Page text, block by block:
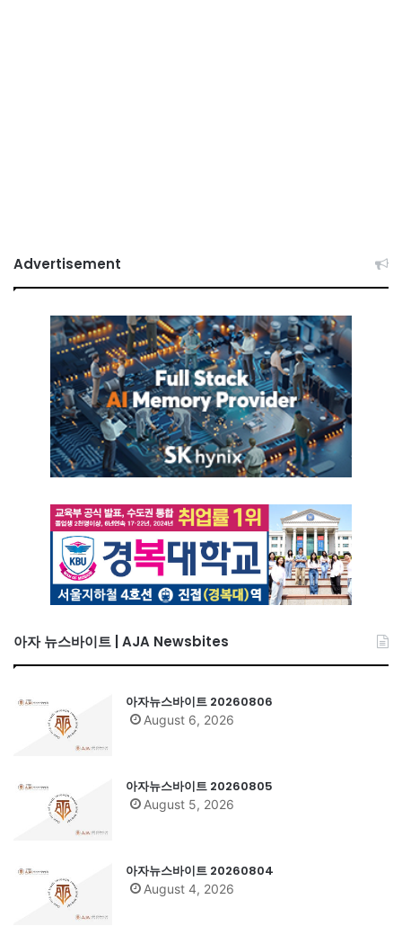
Advertisement
아자 뉴스바이트 | AJA Newsbites
아자뉴스바이트 20260806
August 6, 2026
아자뉴스바이트 20260805
August 5, 2026
아자뉴스바이트 20260804
August 4, 2026